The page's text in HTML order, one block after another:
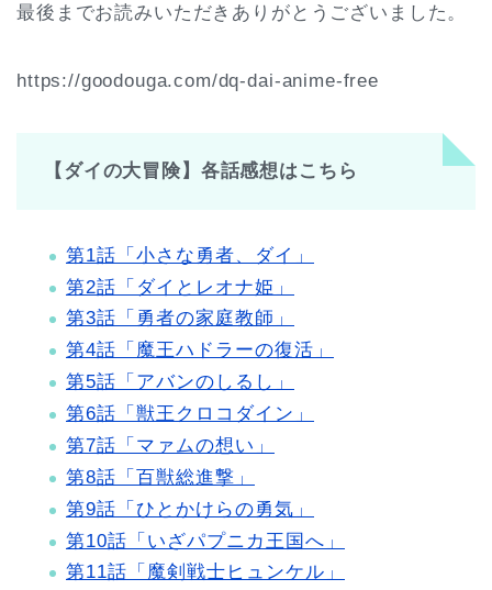
最後までお読みいただきありがとうございました。
https://goodouga.com/dq-dai-anime-free
【ダイの大冒険】各話感想はこちら
第1話「小さな勇者、ダイ」
第2話「ダイとレオナ姫」
第3話「勇者の家庭教師」
第4話「魔王ハドラーの復活」
第5話「アバンのしるし」
第6話「獣王クロコダイン」
第7話「マァムの想い」
第8話「百獣総進撃」
第9話「ひとかけらの勇気」
第10話「いざパプニカ王国へ」
第11話「魔剣戦士ヒュンケル」